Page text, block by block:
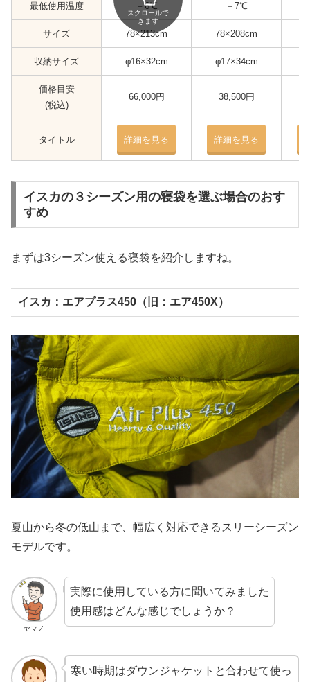
最低使用温度 －6℃ －7℃
サイズ 78×213cm 78×208cm
収納サイズ φ16×32cm φ17×34cm
価格目安
(税込)
66,000円 38,500円
タイトル 詳細を見る 詳細を見る
スクロールで
きます
イスカの３シーズン用の寝袋を選ぶ場合のおす
すめ
まずは3シーズン使える寝袋を紹介しますね。
イスカ：エアプラス450（旧：エア450X）
夏山から冬の低山まで、幅広く対応できるスリーシーズン
モデルです。
ヤマノ
実際に使用している方に聞いてみました
使用感はどんな感じでしょうか？
寒い時期はダウンジャケットと合わせて使っ